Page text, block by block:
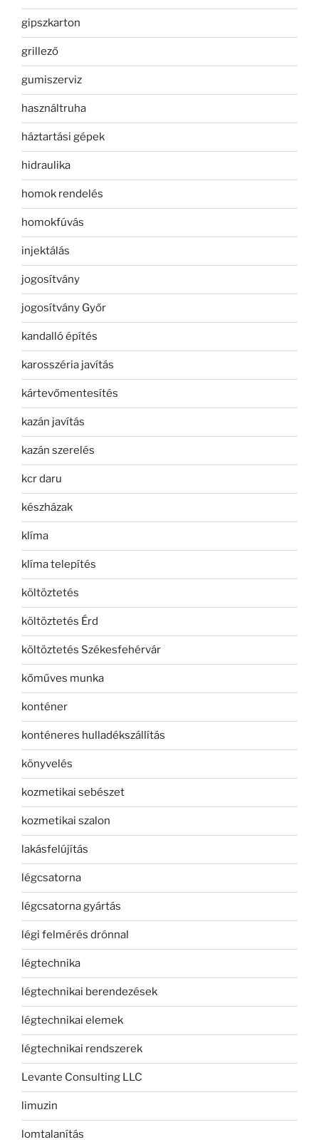
gipszkarton
grillező
gumiszerviz
használtruha
háztartási gépek
hidraulika
homok rendelés
homokfúvás
injektálás
jogosítvány
jogosítvány Győr
kandalló építés
karosszéria javítás
kártevőmentesítés
kazán javítás
kazán szerelés
kcr daru
készházak
klíma
klíma telepítés
költöztetés
költöztetés Érd
költöztetés Székesfehérvár
kőműves munka
konténer
konténeres hulladékszállítás
könyvelés
kozmetikai sebészet
kozmetikai szalon
lakásfelújítás
légcsatorna
légcsatorna gyártás
légi felmérés drónnal
légtechnika
légtechnikai berendezések
légtechnikai elemek
légtechnikai rendszerek
Levante Consulting LLC
limuzin
lomtalanítás